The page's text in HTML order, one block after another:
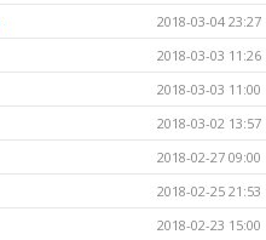
2018-03-04 23:27
2018-03-03 11:26
2018-03-03 11:00
2018-03-02 13:57
2018-02-27 09:00
2018-02-25 21:53
2018-02-23 15:00